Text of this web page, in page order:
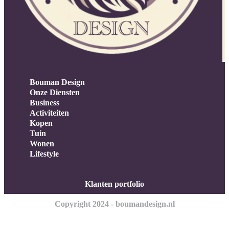
Bouman Design
Onze Diensten
Business
Activiteiten
Kopen
Tuin
Wonen
Lifestyle
Klanten portfolio
Copyright 2024 - boumandesign.nl